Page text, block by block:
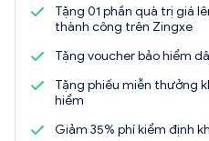
Tặng 01 phần quà trị giá
thành công trên Zingxe
Tặng voucher bảo hiểm
Tặng phiếu miễn thưởng
hiểm
Giảm 35% phí kiểm định